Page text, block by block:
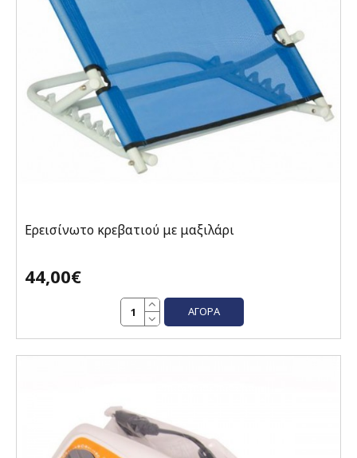
Ερεισίνωτο κρεβατιού με μαξιλάρι
44,00€
ΑΓΟΡΆ